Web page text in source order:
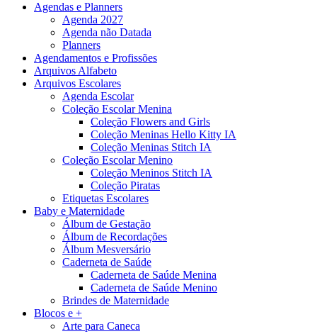
Agendas e Planners
Agenda 2027
Agenda não Datada
Planners
Agendamentos e Profissões
Arquivos Alfabeto
Arquivos Escolares
Agenda Escolar
Coleção Escolar Menina
Coleção Flowers and Girls
Coleção Meninas Hello Kitty IA
Coleção Meninas Stitch IA
Coleção Escolar Menino
Coleção Meninos Stitch IA
Coleção Piratas
Etiquetas Escolares
Baby e Maternidade
Álbum de Gestação
Álbum de Recordações
Álbum Mesversário
Caderneta de Saúde
Caderneta de Saúde Menina
Caderneta de Saúde Menino
Brindes de Maternidade
Blocos e +
Arte para Caneca